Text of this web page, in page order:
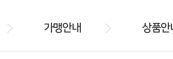
가맹안내 상품안